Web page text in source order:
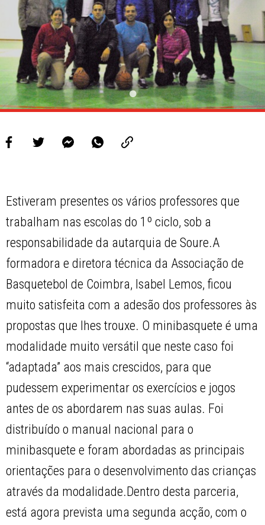
Estiveram presentes os vários professores que
trabalham nas escolas do 1º ciclo, sob a
responsabilidade da autarquia de Soure.A
formadora e diretora técnica da Associação de
Basquetebol de Coimbra, Isabel Lemos, ficou
muito satisfeita com a adesão dos professores às
propostas que lhes trouxe. O minibasquete é uma
modalidade muito versátil que neste caso foi
“adaptada” aos mais crescidos, para que
pudessem experimentar os exercícios e jogos
antes de os abordarem nas suas aulas. Foi
distribuído o manual nacional para o
minibasquete e foram abordadas as principais
orientações para o desenvolvimento das crianças
através da modalidade.Dentro desta parceria,
está agora prevista uma segunda acção, com o